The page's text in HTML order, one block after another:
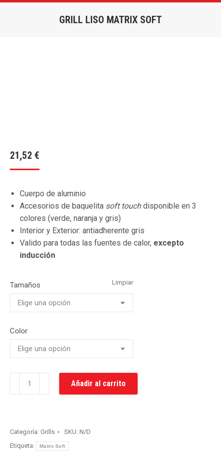
GRILL LISO MATRIX SOFT
21,52 €
Cuerpo de aluminio
Accesorios de baquelita soft touchdisponible en 3
colores (verde, naranja y gris)
Interior y Exterior: antiadherente gris
Valido para todas las fuentes de calor, excepto
inducción
Tamaños
Color
Limpiar
cantidad
Añadir al carrito
Categoría: Grills SKU: N/D
Etiqueta:
Matrix Soft